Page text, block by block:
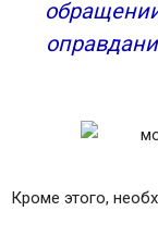
Кроме этого,